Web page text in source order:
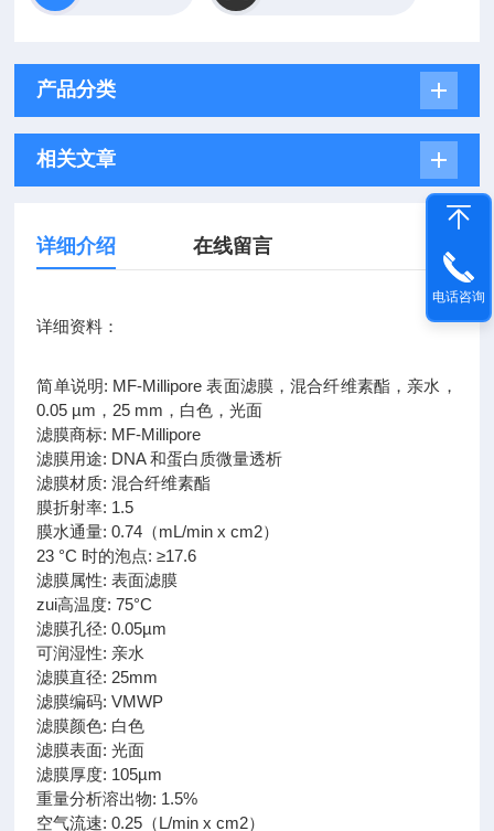
产品分类
相关文章
详细介绍 在线留言
详细资料：
简单说明: MF-Millipore 表面滤膜，混合纤维素酯，亲水，
0.05 µm，25 mm，白色，光面
滤膜商标: MF-Millipore
滤膜用途: DNA 和蛋白质微量透析
滤膜材质: 混合纤维素酯
膜折射率: 1.5
膜水通量: 0.74（mL/min x cm2）
23 °C 时的泡点: ≥17.6
滤膜属性: 表面滤膜
zui高温度: 75°C
滤膜孔径: 0.05µm
可润湿性: 亲水
滤膜直径: 25mm
滤膜编码: VMWP
滤膜颜色: 白色
滤膜表面: 光面
滤膜厚度: 105µm
重量分析溶出物: 1.5%
空气流速: 0.25（L/min x cm2）
电话咨询